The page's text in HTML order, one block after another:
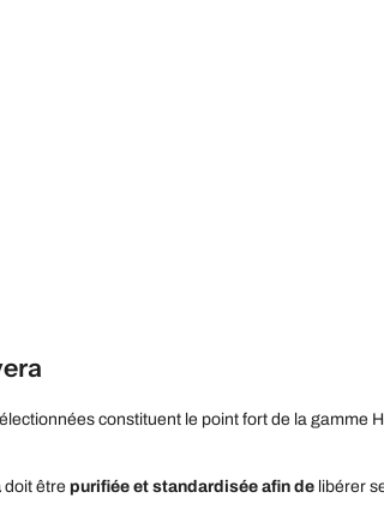
constituent le point fort de la gamme
doit être purifiée et standardisée afin de libérer